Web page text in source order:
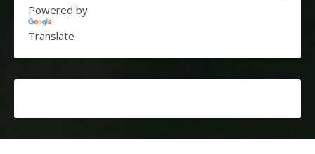
Powered by
Translate